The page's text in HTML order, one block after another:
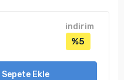
indirim
%5
Sepete Ekle